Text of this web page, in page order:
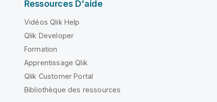
Ressources D'aide
Vidéos Qlik Help
Qlik Developer
Formation
Apprentissage Qlik
Qlik Customer Portal
Bibliothèque des ressources